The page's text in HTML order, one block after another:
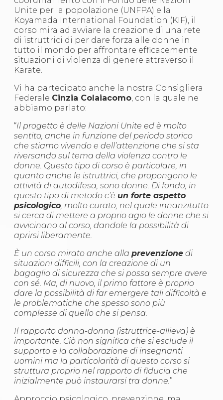
S'istrumpa
News
Calendario Attività
Difesa Personale MGA
La disciplina
News
Merchandising
Cerca
Contatti
Newsletter
Catalogo formativo
Webinar
Corsi Monotematici
Corsi di Specializzazione
Corsi FIJLKAM-FISDIR
Corsi Preparatore Fisico
Edutraining class - Didattica infantile
Corso dirigenti sportivi
Corso Direttore di Gara
Abilitazioni
Sportello Fiscale
Modulistica
FAQ
Quesiti fiscali
Sostenibilità
Documenti
Unite per la popolazione (UNFPA) e la
Koyamada International Foundation (KIF), il
corso mira ad avviare la creazione di una rete
di istruttrici di per dare forza alle donne in
tutto il mondo per affrontare efficacemente
situazioni di violenza di genere attraverso il
Karate.
Vi ha partecipato anche la nostra Consigliera
Federale Cinzia Colaiacomo, con la quale ne
abbiamo parlato:
“Il progetto è delle Nazioni Unite ed è molto
sentito, anche in funzione del periodo storico
che stiamo vivendo e dell’attenzione che si sta
riversando sul tema della violenza contro le
donne. Questo tipo di corso è particolare, in
quanto anche le istruttrici, che propongono le
attività di autodifesa, sono donne. Di fondo, in
questo tipo di metodo c’è un forte aspetto
psicologico, molto curato, nel quale innanzitutto
si cerca di mettere a proprio agio le donne che si
avvicinano al corso, dandole la possibilità di
aprirsi liberamente.
È un corso mirato anche allaprevenzione di
situazioni difficili, con la creazione di un
bagaglio di sicurezza che si possa sempre avere
con sé. Ma, di nuovo, il primo fattore è proprio
dare la possibilità di far emergere tali difficoltà e
le problematiche che spesso sono più
complesse di quello che si pensa.
Il rapporto donna-donna (istruttrice-allieva) è
importante. Ciò non significa che si esclude il
supporto e la collaborazione di insegnanti
uomini ma la particolarità di questo corso si
struttura proprio nel rapporto di fiducia che
inizialmente può instaurarsi tra donne.”